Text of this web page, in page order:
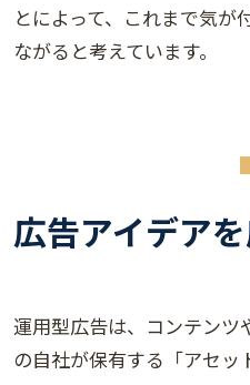
とによって、これまで気が
ながると考えています。
広告アイデア
運用型広告は、コンテン
の自社が保有する「アセッ